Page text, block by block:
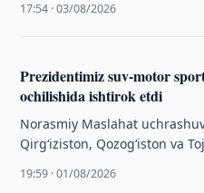
hisobot berildi.
17:54 · 03/08/2026
Prezidentimiz suv-motor
ochilishida ishtirok etdi
Norasmiy Maslahat
Qirg‘iziston, Qozog‘iston va
prisining tantanali ochilish
19:59 · 01/08/2026